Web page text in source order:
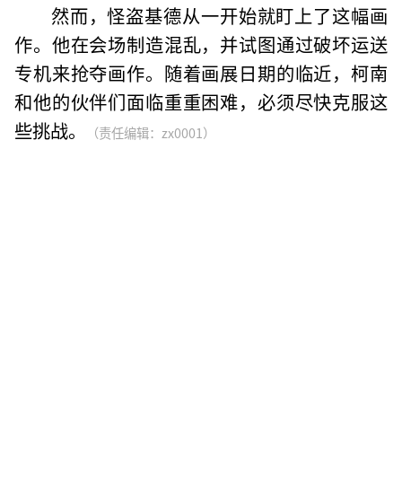
然而，怪盗基德从一开始就盯上了这幅画
作。他在会场制造混乱，并试图通过破坏运送
专机来抢夺画作。随着画展日期的临近，柯南
和他的伙伴们面临重重困难，必须尽快克服这
些挑战。
（责任编辑：zx0001）